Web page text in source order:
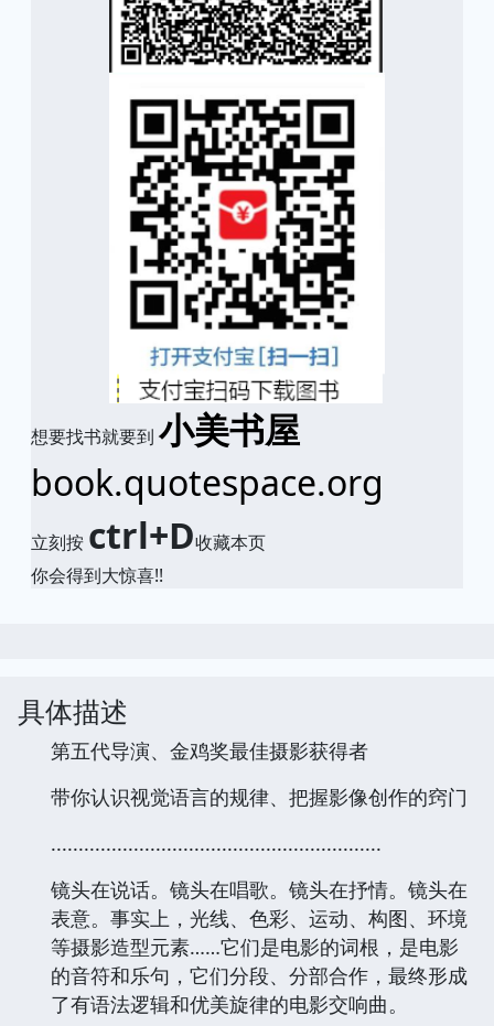
想要找书就要到 小美书屋
book.quotespace.org
立刻按 ctrl+D收藏本页
你会得到大惊喜!!
具体描述
第五代导演、金鸡奖最佳摄影获得者
带你认识视觉语言的规律、把握影像创作的窍门
............................................................
镜头在说话。镜头在唱歌。镜头在抒情。镜头在
表意。事实上，光线、色彩、运动、构图、环境
等摄影造型元素……它们是电影的词根，是电影
的音符和乐句，它们分段、分部合作，最终形成
了有语法逻辑和优美旋律的电影交响曲。